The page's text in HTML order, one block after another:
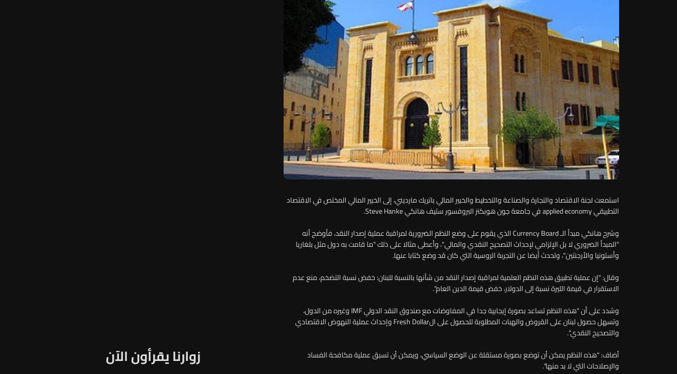
استمعت لجنة الاقتصاد والتجارة والصناعة والتخطيط والخبير المالي باتريك مارديني، إلى الخبير المالي المختص في الاقتصاد
التطبيقي applied economy في جامعة جون هوبكنز البروفسور ستيف هانكي Steve Hanke.
وشرح هانكي مبدأ الـ Currency Board الذي يقوم على وضع النظم الضرورية لمراقبة عملية إصدار النقد، فأوضح أنه
"المبدأ الضروري لا بل الإلزامي لإحداث التصحيح النقدي والمالي"، وأعطى مثالا على ذلك "ما قامت به دول مثل بلغاريا
وأستونيا والأرجنتين"، وتحدث أيضا عن التجربة الروسية التي كان قد وضع كتابا عنها.
وقال: "إن عملية تطبيق هذه النظم العلمية لمراقبة إصدار النقد من شأنها بالنسبة للبنان: خفض نسبة التضخم، منع عدم
الاستقرار في قيمة الليرة نسبة إلى الدولار، خفض قيمة الدين العام".
وشدد على أن "هذه النظم تساعد بصورة إيجابية جدا في المفاوضات مع صندوق النقد الدولي IMF وغيره من الدول،
وتسهل حصول لبنان على القروض والهبات المطلوبة للحصول على الFresh Dollar وإحداث عملية النهوض الاقتصادي
والتصحيح النقدي".
أضاف: "هذه النظم يمكن أن توضع بصورة مستقلة عن الوضع السياسي، ويمكن أن تسبق عملية مكافحة الفساد
والإصلاحات التي لا بد منها".
زوارنا يقرأون الآن